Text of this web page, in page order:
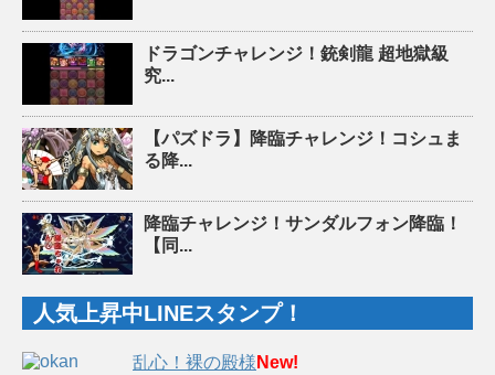
ドラゴンチャレンジ！銃剣龍 超地獄級
究...
【パズドラ】降臨チャレンジ！コシュま
る降...
降臨チャレンジ！サンダルフォン降臨！
【同...
人気上昇中LINEスタンプ！
乱心！裸の殿様 New!